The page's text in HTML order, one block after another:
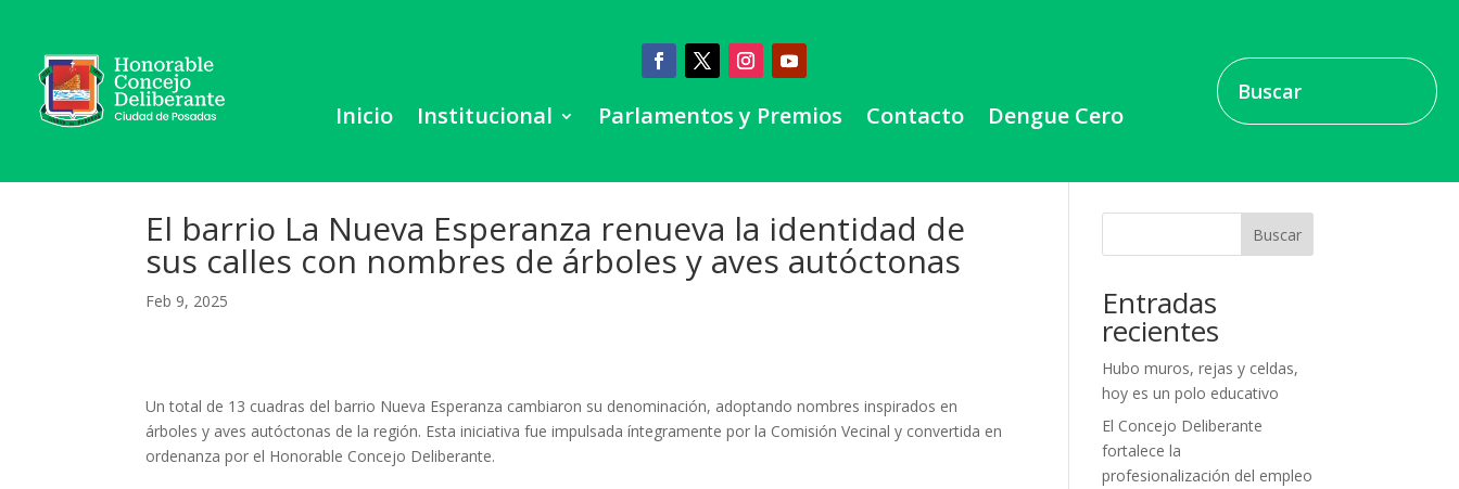
Inicio Institucional Parlamentos y Premios Contacto Dengue Cero
El barrio La Nueva Esperanza renueva la identidad de
sus calles con nombres de árboles y aves autóctonas
Feb 9, 2025
Un total de 13 cuadras del barrio Nueva Esperanza cambiaron su denominación, adoptando nombres inspirados en
árboles y aves autóctonas de la región. Esta iniciativa fue impulsada íntegramente por la Comisión Vecinal y convertida en
ordenanza por el Honorable Concejo Deliberante.
Buscar
Entradas
recientes
Hubo muros, rejas y celdas,
hoy es un polo educativo
El Concejo Deliberante
fortalece la
profesionalización del empleo